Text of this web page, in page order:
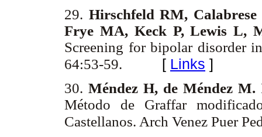
29. Hirschfeld RM,
Frye MA, Keck P, Lewis L,
Screening for bipolar disorder
64:53-59.
[ Links ]
30. Méndez H, de Méndez M.
Método de Graffar
Castellanos. Arch Venez Puer